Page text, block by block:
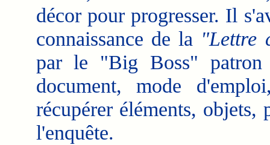
décor pour progresser. Il
connaissance de la "Lettre
par le "Big Boss"
document, mode
récupérer éléments,
l'enquête.